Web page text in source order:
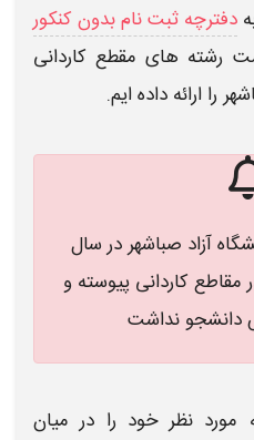
دفترچه ثبت نام بدون کنکور
رشته های مقطع کاردانی
را ارائه داده ایم.
آزاد صباشهر در سال
مقاطع کاردانی پیوسته و
دانشجو نداشت
مورد نظر خود را در میان